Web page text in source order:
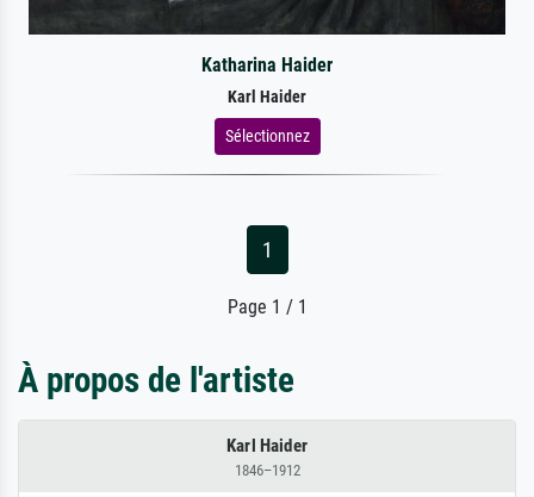
Katharina Haider
Karl Haider
Sélectionnez
1
Page 1 / 1
À propos de l'artiste
Karl Haider
1846–1912